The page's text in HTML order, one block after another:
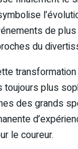
de
du
toujours plus
des grands
le coureur.